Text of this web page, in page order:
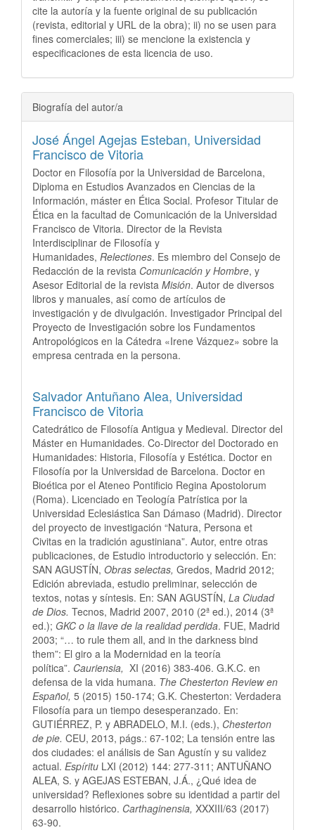
cite la autoría y la fuente original de su publicación
(revista, editorial y URL de la obra); ii) no se usen para
fines comerciales; iii) se mencione la existencia y
especificaciones de esta licencia de uso.
Biografía del autor/a
José Ángel Agejas Esteban, Universidad
Francisco de Vitoria
Doctor en Filosofía por la Universidad de Barcelona,
Diploma en Estudios Avanzados en Ciencias de la
Información, máster en Ética Social. Profesor Titular de
Ética en la facultad de Comunicación de la Universidad
Francisco de Vitoria. Director de la Revista
Interdisciplinar de Filosofía y
Humanidades, Relectiones. Es miembro del Consejo de
Redacción de la revista Comunicación y Hombre, y
Asesor Editorial de la revista Misión. Autor de diversos
libros y manuales, así como de artículos de
investigación y de divulgación. Investigador Principal del
Proyecto de Investigación sobre los Fundamentos
Antropológicos en la Cátedra «Irene Vázquez» sobre la
empresa centrada en la persona.
Salvador Antuñano Alea, Universidad
Francisco de Vitoria
Catedrático de Filosofía Antigua y Medieval. Director del
Máster en Humanidades. Co-Director del Doctorado en
Humanidades: Historia, Filosofía y Estética. Doctor en
Filosofía por la Universidad de Barcelona. Doctor en
Bioética por el Ateneo Pontificio Regina Apostolorum
(Roma). Licenciado en Teología Patrística por la
Universidad Eclesiástica San Dámaso (Madrid). Director
del proyecto de investigación “Natura, Persona et
Civitas en la tradición agustiniana”. Autor, entre otras
publicaciones, de Estudio introductorio y selección. En:
SAN AGUSTÍN, Obras selectas, Gredos, Madrid 2012;
Edición abreviada, estudio preliminar, selección de
textos, notas y síntesis. En: SAN AGUSTÍN, La Ciudad
de Dios. Tecnos, Madrid 2007, 2010 (2ª ed.), 2014 (3ª
ed.); GKC o la llave de la realidad perdida. FUE, Madrid
2003; “… to rule them all, and in the darkness bind
them”: El giro a la Modernidad en la teoría
política”. Cauriensia, XI (2016) 383-406. G.K.C. en
defensa de la vida humana. The Chesterton Review en
Español, 5 (2015) 150-174; G.K. Chesterton: Verdadera
Filosofía para un tiempo desesperanzado. En:
GUTIÉRREZ, P. y ABRADELO, M.I. (eds.), Chesterton
de pie. CEU, 2013, págs.: 67-102; La tensión entre las
dos ciudades: el análisis de San Agustín y su validez
actual. Espíritu LXI (2012) 144: 277-311; ANTUÑANO
ALEA, S. y AGEJAS ESTEBAN, J.Á., ¿Qué idea de
universidad? Reflexiones sobre su identidad a partir del
desarrollo histórico. Carthaginensia, XXXIII/63 (2017)
63-90.